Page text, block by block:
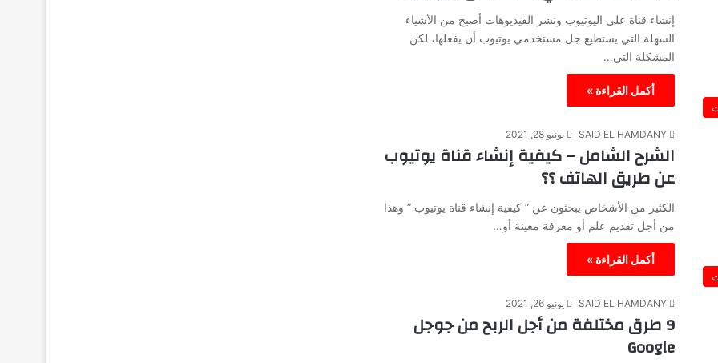
إنشاء قناة على اليوتيوب ونشر الفيديوهات أصبح من الأشياء
السهلة التي يستطيع جل مستخدمي يوتيوب أن يفعلها، لكن
المشكلة التي…
أكمل القراءة »
SAID EL HAMDANY يونيو 28, 2021
الشرح الشامل – كيفية إنشاء قناة يوتيوب
عن طريق الهاتف ؟؟
الكثير من الأشخاص يبحثون عن ” كيفية إنشاء قناة يوتيوب ” وهذا
من أجل تقديم علم أو معرفة معينة أو…
أكمل القراءة »
SAID EL HAMDANY يونيو 26, 2021
9 طرق مختلفة من أجل الربح من جوجل
Google